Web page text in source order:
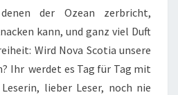
ATLANTIKS
der Ozean zerbricht,
kann, und ganz viel Duft
Wird Nova Scotia unsere
Ihr werdet es Tag für Tag mit
lieber Leser, noch nie